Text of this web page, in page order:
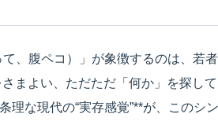
、腹ペコ）」が象徴するのは、若
まよい、ただただ「何か」を探して
理な現代の“実存感覚”**が、このシ